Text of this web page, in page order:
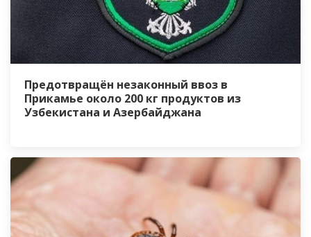
Предотвращён незаконный ввоз в
Прикамье около 200 кг продуктов из
Узбекистана и Азербайджана